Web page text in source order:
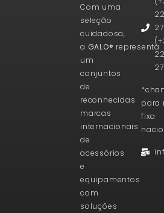
Com uma
seleção
cuidadosa,
a GALO® representa
um
conjuntos
de
reconhecidas
marcas
internacionais
de
acessórios
e
equipamentos
com
soluções
para
fixa